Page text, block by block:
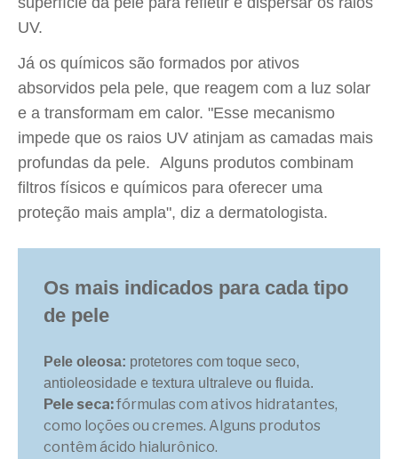
UV.
Já os químicos são formados por ativos
absorvidos pela pele, que reagem com a luz solar
e a transformam em calor. "Esse mecanismo
impede que os raios UV atinjam as camadas mais
profundas da pele. Alguns produtos combinam
filtros físicos e químicos para oferecer uma
proteção mais ampla", diz a dermatologista.
Os mais indicados para cada tipo
de pele
Pele oleosa: protetores com toque seco,
antioleosidade e textura ultraleve ou fluida.
Pele seca:fórmulas com ativos hidratantes,
como loções ou cremes. Alguns produtos
contêm ácido hialurônico.